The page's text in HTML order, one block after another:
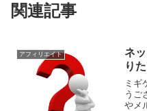
関連記事
アフィリエイト
ネ
り
ミギ
うご
やメ